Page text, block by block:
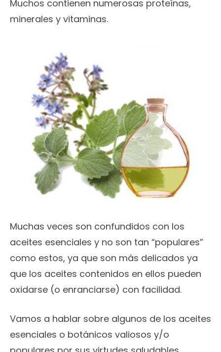
Muchos contienen numerosas proteínas,
minerales y vitaminas.
Muchas veces son confundidos con los
aceites esenciales y no son tan “populares”
como estos, ya que son más delicados ya
que los aceites contenidos en ellos pueden
oxidarse (o enranciarse) con facilidad.
Vamos a hablar sobre algunos de los aceites
esenciales o botánicos valiosos y/o